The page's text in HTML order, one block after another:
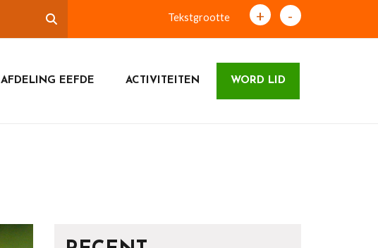
Tekstgrootte + -
AFDELING EEFDE ACTIVITEITEN WORD LID